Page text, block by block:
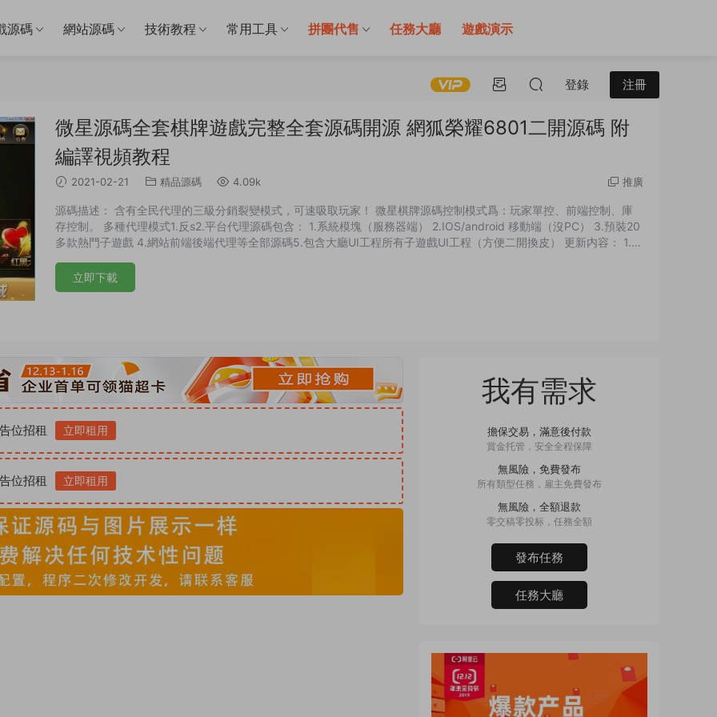
源碼 網站源碼 技術教程 常用工具 拼團代售 任務大廳 遊戲演示
登錄 注冊
微星源碼全套棋牌遊戲完整全套源碼開源 網狐榮耀6801二開源碼 附
編譯視頻教程
2021-02-21 精品源碼 4.09k 推廣
源碼描述： 含有全民代理的三級分銷裂變模式，可速吸取玩家！ 微星棋牌源碼控制模式爲：玩家單控、前端控制、庫
存控制。 多種代理模式1.反s2.平台代理源碼包含： 1.系統模塊（服務器端） 2.IOS/android 移動端（沒PC） 3.預裝20
多款熱門子遊戲 4.網站前端後端代理等全部源碼5.包含大廳UI工程所有子遊戲UI工程（方便二開換皮） 更新内容： 1.重
語言基礎可以移植榮耀...
立即下載
位招租 立即租用
位招租 立即租用
我有需求
擔保交易，滿意後付款
賞金托管，安全全程保障
無風險，免費發布
所有類型任務，雇主免費發布
無風險，全額退款
零交稿零投标，任務全額
發布任務
任務大廳